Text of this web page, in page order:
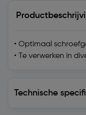
• Optimaal
• Te verwerken in
Technische